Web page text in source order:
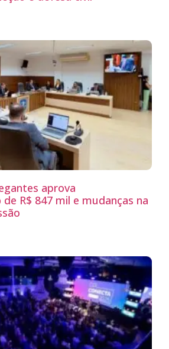
aprova
R$ 847 mil e mudanças na